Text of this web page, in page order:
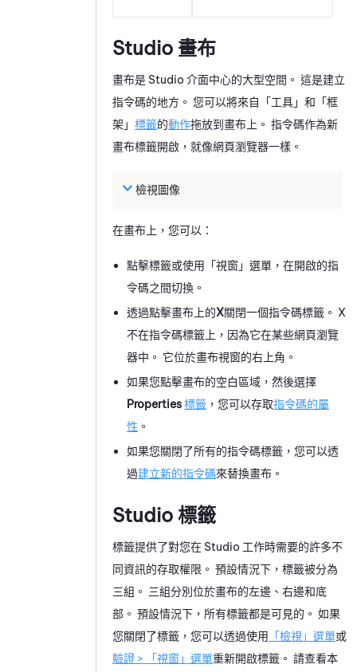
Studio 畫布
畫布是 Studio 介面中心的大型空間。 這是建立
指令碼的地方。 您可以將來自「工具」和「框
架」 標籤的動作拖放到畫布上。 指令碼作為新
畫布標籤開啟，就像網頁瀏覽器一樣。
檢視圖像
在畫布上，您可以：
點擊標籤或使用「視窗」選單，在開啟的指
令碼之間切換。
透過點擊畫布上的X關閉一個指令碼標籤。 X
不在指令碼標籤上，因為它在某些網頁瀏覽
器中。 它位於畫布視窗的右上角。
如果您點擊畫布的空白區域，然後選擇
Properties標籤 ，您可以存取指令碼的屬
性 。
如果您關閉了所有的指令碼標籤，您可以透
過建立新的指令碼來替換畫布。
Studio 標籤
標籤提供了對您在 Studio 工作時需要的許多不
同資訊的存取權限。 預設情況下，標籤被分為
三組。 三組分別位於畫布的左邊、右邊和底
部。 預設情況下，所有標籤都是可見的。 如果
您關閉了標籤，您可以透過使用 「檢視」選單或
驗證 > 「視窗」選單重新開啟標籤。 請查看本